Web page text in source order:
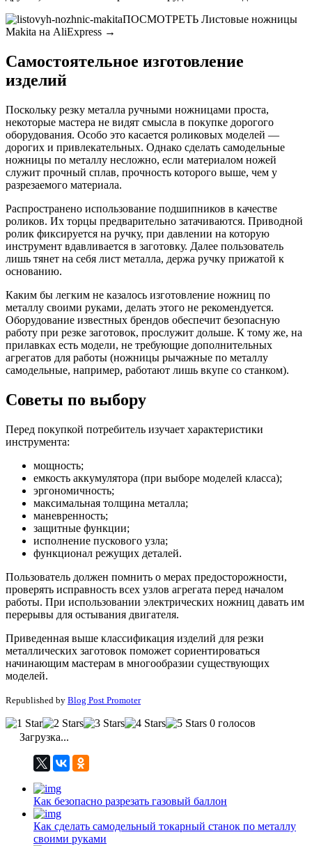
ПОСМОТРЕТЬ Листовые ножницы
Makita на AliExpress →
Самостоятельное изготовление
изделий
Поскольку резку металла ручными ножницами проста,
некоторые мастера не видят смысла в покупке дорогого
оборудования. Особо это касается роликовых моделей —
дорогих и привлекательных. Однако сделать самодельные
ножницы по металлу несложно, если материалом ножей
служит прочный сплав, прочность которого выше, чем у
разрезаемого материала.
Распространено использование подшипников в качестве
роликов. Их торцы предварительно затачиваются. Приводной
ролик фиксируется на ручку, при давлении на которую
инструмент вдавливается в заготовку. Далее пользователь
лишь тянет на себя лист металла, держа ручку прижатой к
основанию.
Каким бы легким не казалось изготовление ножниц по
металлу своими руками, делать этого не рекомендуется.
Оборудование известных брендов обеспечит безопасную
работу при резке заготовок, прослужит дольше. К тому же, на
прилавках есть модели, не требующие дополнительных
агрегатов для работы (ножницы рычажные по металлу
самодельные, например, работают лишь вкупе со станком).
Советы по выбору
Перед покупкой потребитель изучает характеристики
инструмента:
мощность;
емкость аккумулятора (при выборе моделей класса);
эргономичность;
максимальная толщина металла;
маневренность;
защитные функции;
исполнение пускового узла;
функционал режущих деталей.
Пользователь должен помнить о мерах предосторожности,
проверять исправность всех узлов агрегата перед началом
работы. При использовании электрических ножниц давать им
перерывы для остывания двигателя.
Приведенная выше классификация изделий для резки
металлических заготовок поможет сориентироваться
начинающим мастерам в многообразии существующих
моделей.
Republished by Blog Post Promoter
0 голосов
Загрузка...
Как безопасно разрезать газовый баллон
Как сделать самодельный токарный станок по металлу
своими руками